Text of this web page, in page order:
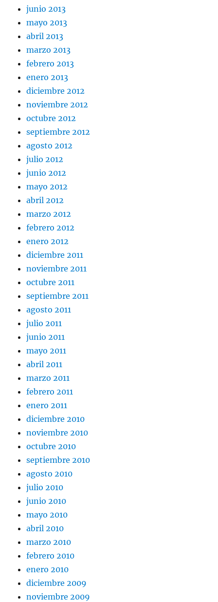
junio 2013
mayo 2013
abril 2013
marzo 2013
febrero 2013
enero 2013
diciembre 2012
noviembre 2012
octubre 2012
septiembre 2012
agosto 2012
julio 2012
junio 2012
mayo 2012
abril 2012
marzo 2012
febrero 2012
enero 2012
diciembre 2011
noviembre 2011
octubre 2011
septiembre 2011
agosto 2011
julio 2011
junio 2011
mayo 2011
abril 2011
marzo 2011
febrero 2011
enero 2011
diciembre 2010
noviembre 2010
octubre 2010
septiembre 2010
agosto 2010
julio 2010
junio 2010
mayo 2010
abril 2010
marzo 2010
febrero 2010
enero 2010
diciembre 2009
noviembre 2009